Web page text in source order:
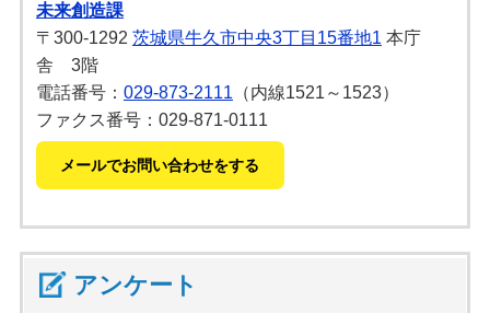
未来創造課
〒300-1292 茨城県牛久市中央3丁目15番地1 本庁
舎 3階
電話番号： 029-873-2111 （内線1521～1523）
ファクス番号：029-871-0111
メールでお問い合わせをする
アンケート